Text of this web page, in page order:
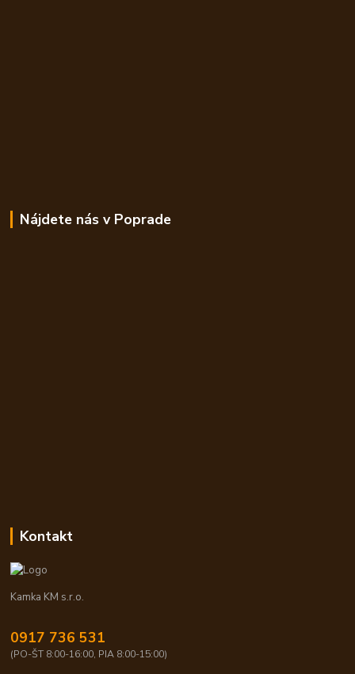
Nájdete nás v Poprade
Kontakt
Kamka KM s.r.o.
0917 736 531
(PO-ŠT 8:00-16:00, PIA 8:00-15:00)